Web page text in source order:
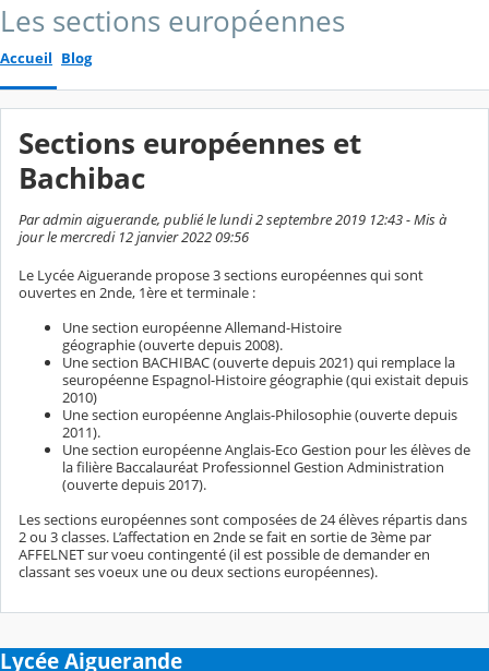
Les sections européennes
Accueil Blog
Sections européennes et
Bachibac
Par admin aiguerande, publié le lundi 2 septembre 2019 12:43 - Mis à
jour le mercredi 12 janvier 2022 09:56
Le Lycée Aiguerande propose 3 sections européennes qui sont
ouvertes en 2nde, 1ère et terminale :
Une section européenne Allemand-Histoire
géographie (ouverte depuis 2008).
Une section BACHIBAC (ouverte depuis 2021) qui remplace la
seuropéenne Espagnol-Histoire géographie (qui existait depuis
2010)
Une section européenne Anglais-Philosophie (ouverte depuis
2011).
Une section européenne Anglais-Eco Gestion pour les élèves de
la filière Baccalauréat Professionnel Gestion Administration
(ouverte depuis 2017).
Les sections européennes sont composées de 24 élèves répartis dans
2 ou 3 classes. L’affectation en 2nde se fait en sortie de 3ème par
AFFELNET sur voeu contingenté (il est possible de demander en
classant ses voeux une ou deux sections européennes).
Lycée Aiguerande